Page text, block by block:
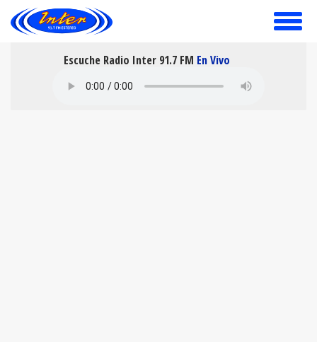
toggle
Escuche Radio Inter 91.7 FM En Vivo